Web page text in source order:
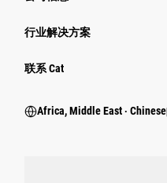
行业解决方案
行业
联系 Cat
Africa, Middle East ‧ Chinese